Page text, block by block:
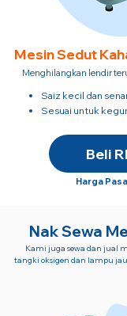
Mesin Sedut
Menghilangkan lendir
Saiz kecil dan
​Sesuai untuk
Beli
Harga
Nak Sewa
Kami juga sewa dan jual
tangki oksigen dan lampu